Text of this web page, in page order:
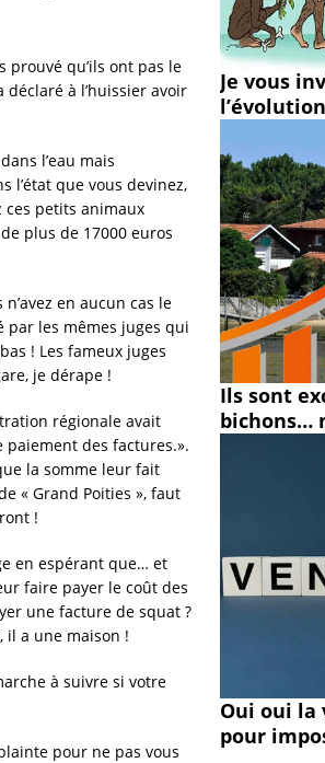
prouvé qu’ils ont pas le
à l’huissier avoir
l’eau mais
l’état que vous devinez,
ces petits animaux
plus de 17000 euros
en aucun cas le
par les mêmes juges qui
! Les fameux juges
je dérape !
régionale avait
des factures.».
la somme leur fait
« Grand Poities », faut
!
en espérant que… et
faire payer le coût des
une facture de squat ?
il a une maison !
à suivre si votre
pour ne pas vous
Je vous
Ils sont
bichons…
Oui oui la
pour